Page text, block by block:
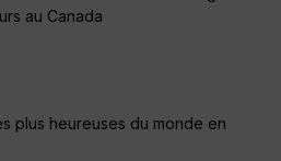
au Canada
plus heureuses du monde en